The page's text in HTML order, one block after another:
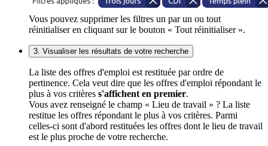
Vous pouvez supprimer les filtres un par un ou tout
réinitialiser en cliquant sur le bouton « Tout réinitialiser ».
3. Visualiser les résultats de votre recherche
La liste des offres d'emploi est restituée par ordre de
pertinence. Cela veut dire que les offres d'emploi répondant le
plus à vos critères s'affichent en premier.
Vous avez renseigné le champ « Lieu de travail » ? La liste
restitue les offres répondant le plus à vos critères. Parmi
celles-ci sont d'abord restituées les offres dont le lieu de travail
est le plus proche de votre recherche.